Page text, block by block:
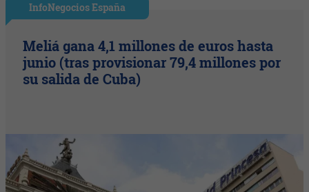
InfoNegocios España
Meliá gana 4,1 millones de euros hasta
junio (tras provisionar 79,4 millones por
su salida de Cuba)